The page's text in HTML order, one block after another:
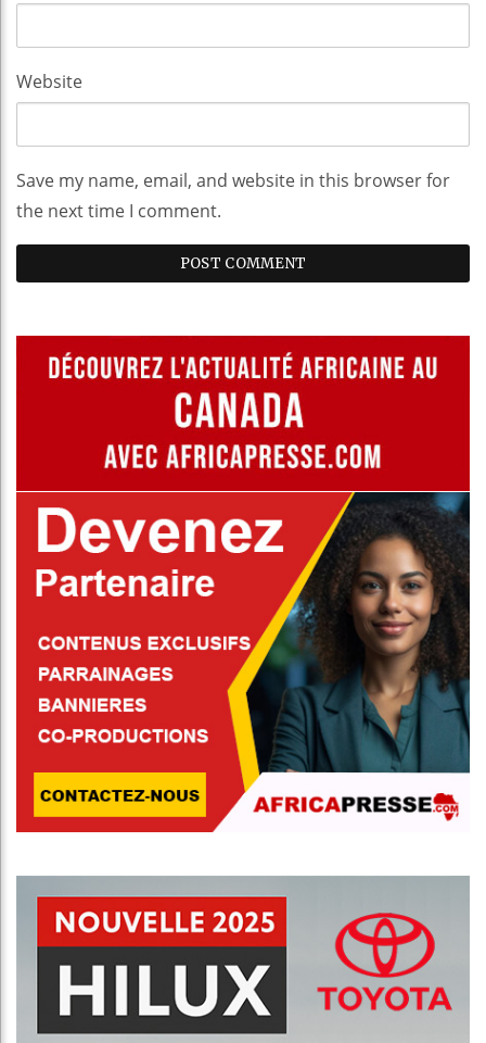
Website
Save my name, email, and website in this browser for
the next time I comment.